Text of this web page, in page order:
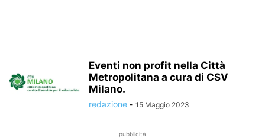
Eventi non profit nella Città
Metropolitana a cura di CSV
Milano.
redazione - 15 Maggio 2023
pubblicità